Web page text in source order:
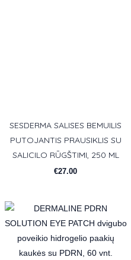
SESDERMA SALISES BEMUILIS
PUTOJANTIS PRAUSIKLIS SU
SALICILO RŪGŠTIMI, 250 ML
€27.00